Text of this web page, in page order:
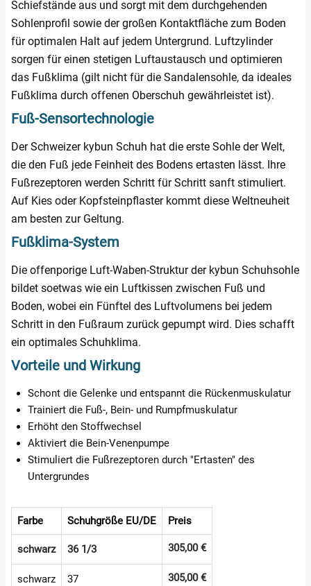
Schiefstände aus und sorgt mit dem durchgehenden
Sohlenprofil sowie der großen Kontaktfläche zum Boden
für optimalen Halt auf jedem Untergrund. Luftzylinder
sorgen für einen stetigen Luftaustausch und optimieren
das Fußklima (gilt nicht für die Sandalensohle, da ideales
Fußklima durch offenen Oberschuh gewährleistet ist).
Fuß-Sensortechnologie
Der Schweizer kybun Schuh hat die erste Sohle der Welt,
die den Fuß jede Feinheit des Bodens ertasten lässt. Ihre
Fußrezeptoren werden Schritt für Schritt sanft stimuliert.
Auf Kies oder Kopfsteinpflaster kommt diese Weltneuheit
am besten zur Geltung.
Fußklima-System
Die offenporige Luft-Waben-Struktur der kybun Schuhsohle
bildet soetwas wie ein Luftkissen zwischen Fuß und
Boden, wobei ein Fünftel des Luftvolumens bei jedem
Schritt in den Fußraum zurück gepumpt wird. Dies schafft
ein optimales Schuhklima.
Vorteile und Wirkung
Schont die Gelenke und entspannt die Rückenmuskulatur
Trainiert die Fuß-, Bein- und Rumpfmuskulatur
Erhöht den Stoffwechsel
Aktiviert die Bein-Venenpumpe
Stimuliert die Fußrezeptoren durch "Ertasten" des
Untergrundes
Farbe Schuhgröße EU/DE Preis
schwarz 36 1/3 305,00 €
schwarz 37 305,00 €